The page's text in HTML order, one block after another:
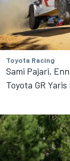
Toyota Racing
Sami Pajari,
Toyota GR Yaris